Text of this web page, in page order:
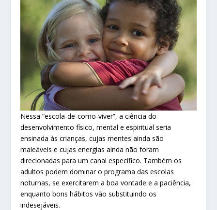
Nessa “escola-de-como-viver”, a ciência do
desenvolvimento físico, mental e espiritual seria
ensinada às crianças, cujas mentes ainda são
maleáveis e cujas energias ainda não foram
direcionadas para um canal específico. Também os
adultos podem dominar o programa das escolas
noturnas, se exercitarem a boa vontade e a paciência,
enquanto bons hábitos vão substituindo os
indesejáveis.